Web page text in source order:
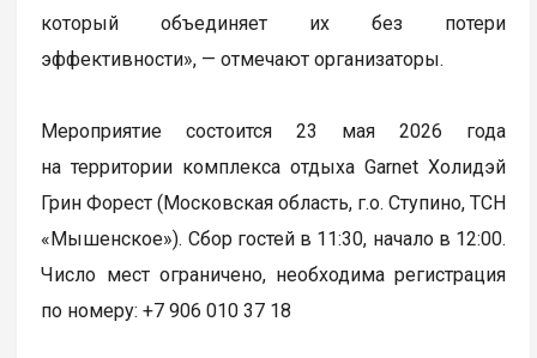
который объединяет их без потери
эффективности», — отмечают организаторы.
Мероприятие состоится 23 мая 2026 года
на территории комплекса отдыха Garnet Холидэй
Грин Форест (Московская область, г.о. Ступино, ТСН
«Мышенское»). Сбор гостей в 11:30, начало в 12:00.
Число мест ограничено, необходима регистрация
по номеру: +7 906 010 37 18